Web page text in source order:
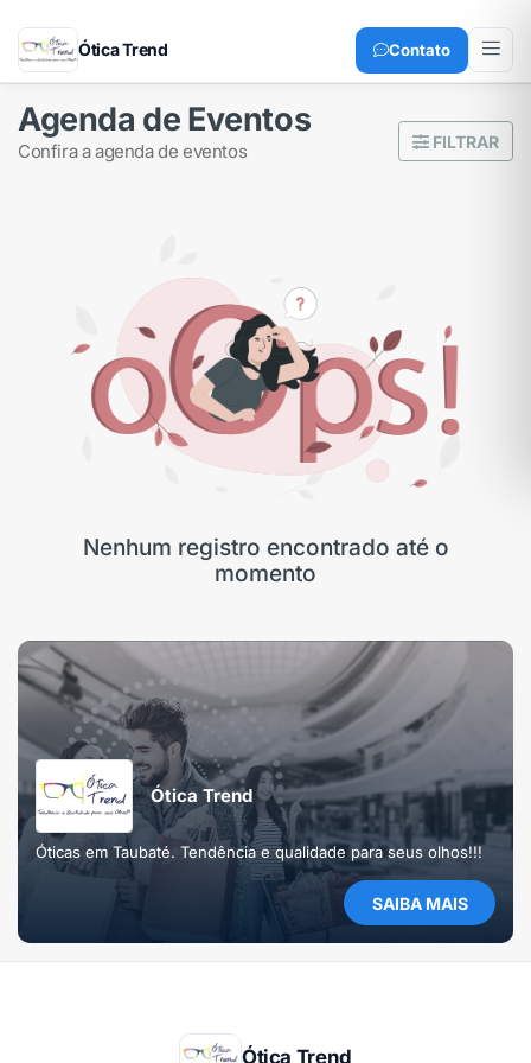
Ótica Trend Contato
Agenda de Eventos
confira a agenda de eventos FILTRAR
Nenhum registro encontrado até o
momento
Ótica Trend
Óticas em Taubaté. Tendência e qualidade para seus olhos!!!
SAIBA MAIS
Ótica Trend